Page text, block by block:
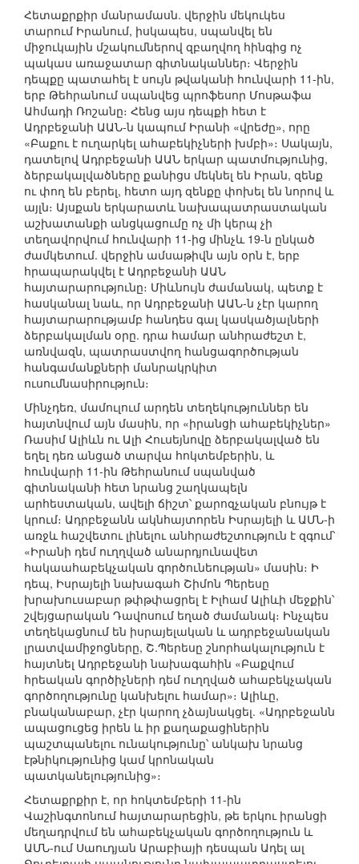
Հետաքրքիր մանրամասն. վերջին մեկուկես
տարում Իրանում, իսկապես, սպանվել են
միջուկային մշակումներով զբաղվող հինգից ոչ
պակաս առաջատար գիտնականներ։ Վերջին
դեպքը պատահել է սույն թվականի հունվարի 11-ին,
երբ Թեհրանում սպանվեց պրոֆեսոր Մոսթաֆա
Ահմադի Ռոշանը։ Հենց այս դեպքի հետ է
Ադրբեջանի ԱԱՆ-ն կապում Իրանի «վրեժը», որը
«Բաքու է ուղարկել ահաբեկիչների խմբի»։ Սակայն,
դատելով Ադրբեջանի ԱԱՆ երկար պատմությունից,
ձերբակալվածները քանիցս մեկնել են Իրան, զենք
ու փող են բերել, հետո այդ զենքը փոխել են նորով և
այլն։ Այսքան երկարատև նախապատրաստական
աշխատանքի անցկացումը ոչ մի կերպ չի
տեղավորվում հունվարի 11-ից մինչև 19-ն ընկած
ժամկետում. վերջին ամսաթիվն այն օրն է, երբ
հրապարակվել է Ադրբեջանի ԱԱՆ
հայտարարությունը։ Միևնույն ժամանակ, պետք է
հասկանալ նաև, որ Ադրբեջանի ԱԱՆ-ն չէր կարող
հայտարարությամբ հանդես գալ կասկածյալների
ձերբակալման օրը. դրա համար անհրաժեշտ է,
առնվազն, պատրաստվող հանցագործության
հանգամանքների մանրակրկիտ
ուսումնասիրություն։
Մինչդեռ, մամուլում արդեն տեղեկություններ են
հայտնվում այն մասին, որ «իրանցի ահաբեկիչներ»
Ռասիմ Ալիևն ու Ալի Հուսեյնովը ձերբակալված են
եղել դեռ անցած տարվա հոկտեմբերին, և
հունվարի 11-ին Թեհրանում սպանված
գիտնականի հետ նրանց շաղկապելն
արհեստական, ավելի ճիշտ՝ քարոզչական բնույթ է
կրում։ Ադրբեջանն ակնհայտորեն Իսրայելի և ԱՄՆ-ի
առջև հաշվետու լինելու անհրաժեշտություն է զգում՝
«Իրանի դեմ ուղղված անարդյունավետ
հակաահաբեկչական գործունեության» մասին։ Ի
դեպ, Իսրայելի նախագահ Շիմոն Պերեսը
խրախուսաբար թփթփացրել է Իլհամ Ալիևի մեջքին՝
շվեյցարական Դավոսում եղած ժամանակ։ Ինչպես
տեղեկացնում են իսրայելական և ադրբեջանական
լրատվամիջոցները, Շ.Պերեսը շնորհակալություն է
հայտնել Ադրբեջանի նախագահին «Բաքվում
հրեական գործիչների դեմ ուղղված ահաբեկչական
գործողությունը կանխելու համար»։ Ալիևը,
բնականաբար, չէր կարող չձայնակցել. «Ադրբեջանն
ապացուցեց իրեն և իր քաղաքացիներին
պաշտպանելու ունակությունը՝ անկախ նրանց
էթնիկությունից կամ կրոնական
պատկանելությունից»։
Հետաքրքիր է, որ հոկտեմբերի 11-ին
Վաշինգտոնում հայտարարեցին, թե երկու իրանցի
մեղադրվում են ահաբեկչական գործողություն և
ԱՄՆ-ում Սաուդյան Արաբիայի դեսպան Ադել ալ